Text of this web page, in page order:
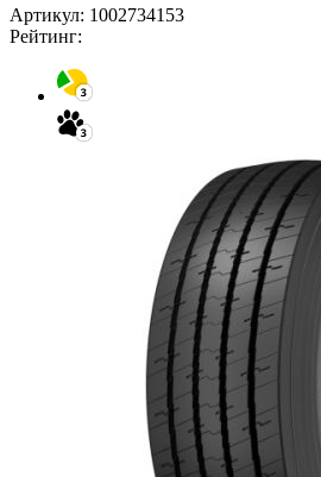
Артикул: 1002734153
Рейтинг: